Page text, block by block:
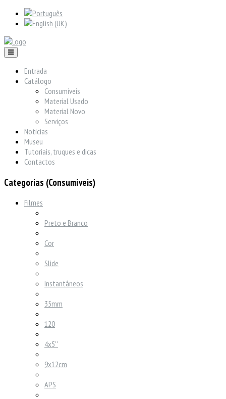
Entrada
Catálogo
Consumíveis
Material Usado
Material Novo
Serviços
Notícias
Museu
Tutoriais, truques e dicas
Contactos
Categorias (Consumíveis)
Filmes
Preto e Branco
Cor
Slide
Instantâneos
35mm
120
4x5''
9x12cm
APS